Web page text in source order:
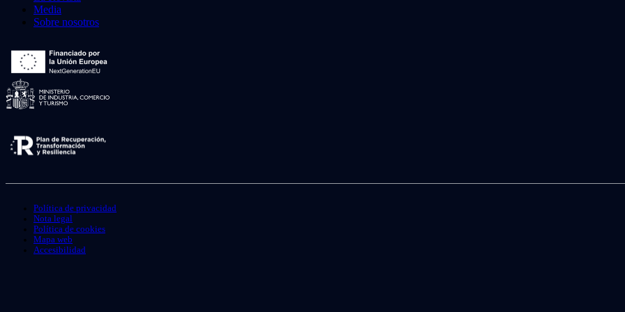
Media
Sobre nosotros
Política de privacidad
Nota legal
Política de cookies
Mapa web
Accesibilidad